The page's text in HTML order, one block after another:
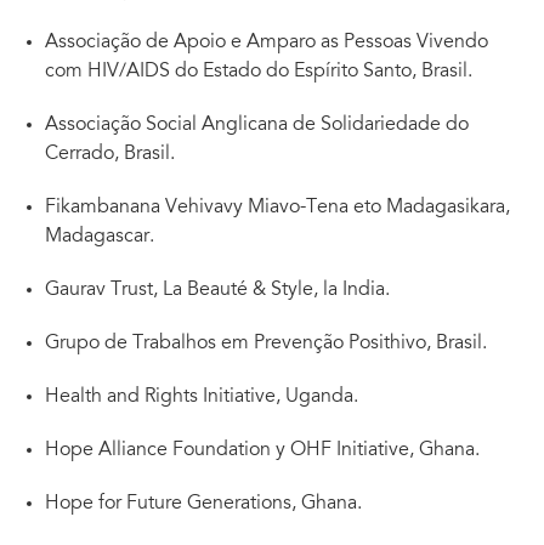
Associação de Apoio e Amparo as Pessoas Vivendo
com HIV/AIDS do Estado do Espírito Santo, Brasil.
Associação Social Anglicana de Solidariedade do
Cerrado, Brasil.
Fikambanana Vehivavy Miavo-Tena eto Madagasikara,
Madagascar.
Gaurav Trust, La Beauté & Style, la India.
Grupo de Trabalhos em Prevenção Posithivo, Brasil.
Health and Rights Initiative, Uganda.
Hope Alliance Foundation y OHF Initiative, Ghana.
Hope for Future Generations, Ghana.